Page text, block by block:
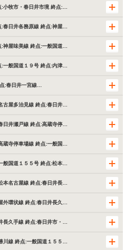
:小牧市・春日井市境 終点:…
:春日井各務原線 終点:神屋…
:神屋味美線 終点:一般国道…
:一般国道１９号 終点:内津…
:春日井一宮線…
古屋多治見線 終点:春日井…
日井瀬戸線 終点:高蔵寺停…
蔵寺停車場線 終点:一般国…
般国道１５５号 終点:松本…
本名古屋線 終点:春日井長…
外環状線 終点:春日井長久…
長久手線 終点:春日井市・…
川線 終点:一般国道１５５…